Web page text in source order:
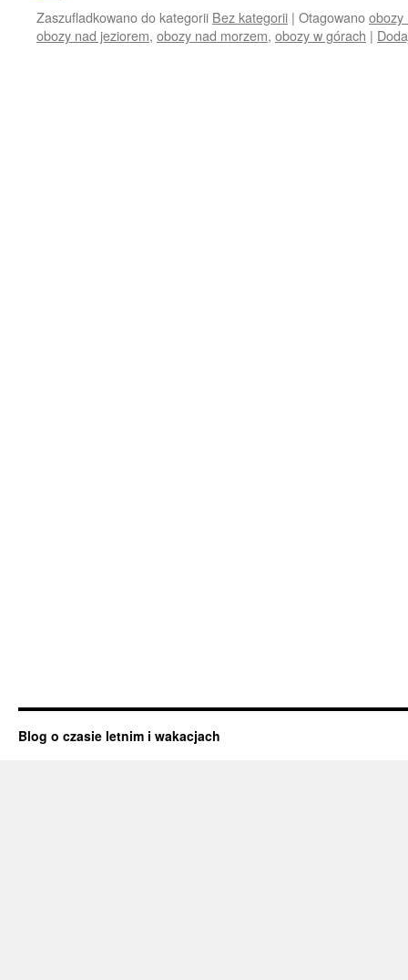
Zaszufladkowano do kategorii Bez kategorii | Otagowanoobozy
obozy nad jeziorem, obozy nad morzem, obozy w górach |
Blog o czasie letnim i wakacjach